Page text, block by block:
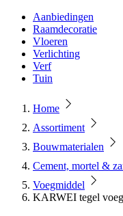
Aanbiedingen
Raamdecoratie
Vloeren
Verlichting
Verf
Tuin
Home
Assortiment
Bouwmaterialen
Cement, mortel &
Voegmiddel
KARWEI tegel